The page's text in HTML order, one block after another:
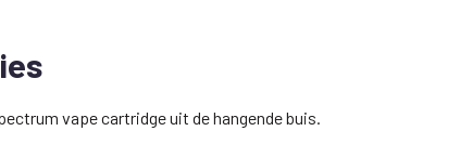
vape cartridge uit de hangende buis.